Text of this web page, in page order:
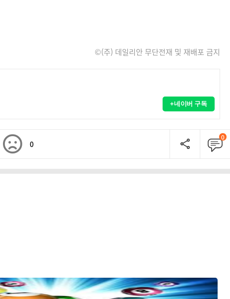
©(주) 데일리안 무단전재 및 재배포 금지
+네이버 구독
0
0